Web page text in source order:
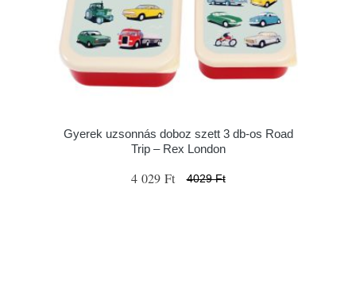
Gyerek uzsonnás doboz szett 3 db-os Road
Trip – Rex London
4 029 Ft 4029 Ft